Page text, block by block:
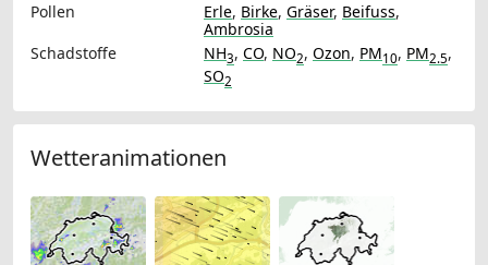
Pollen
Erle, Birke, Gräser, Beifuss,
Ambrosia
Schadstoffe
NH3, CO, NO2, Ozon, PM10, PM2.5,
SO2
Wetteranimationen